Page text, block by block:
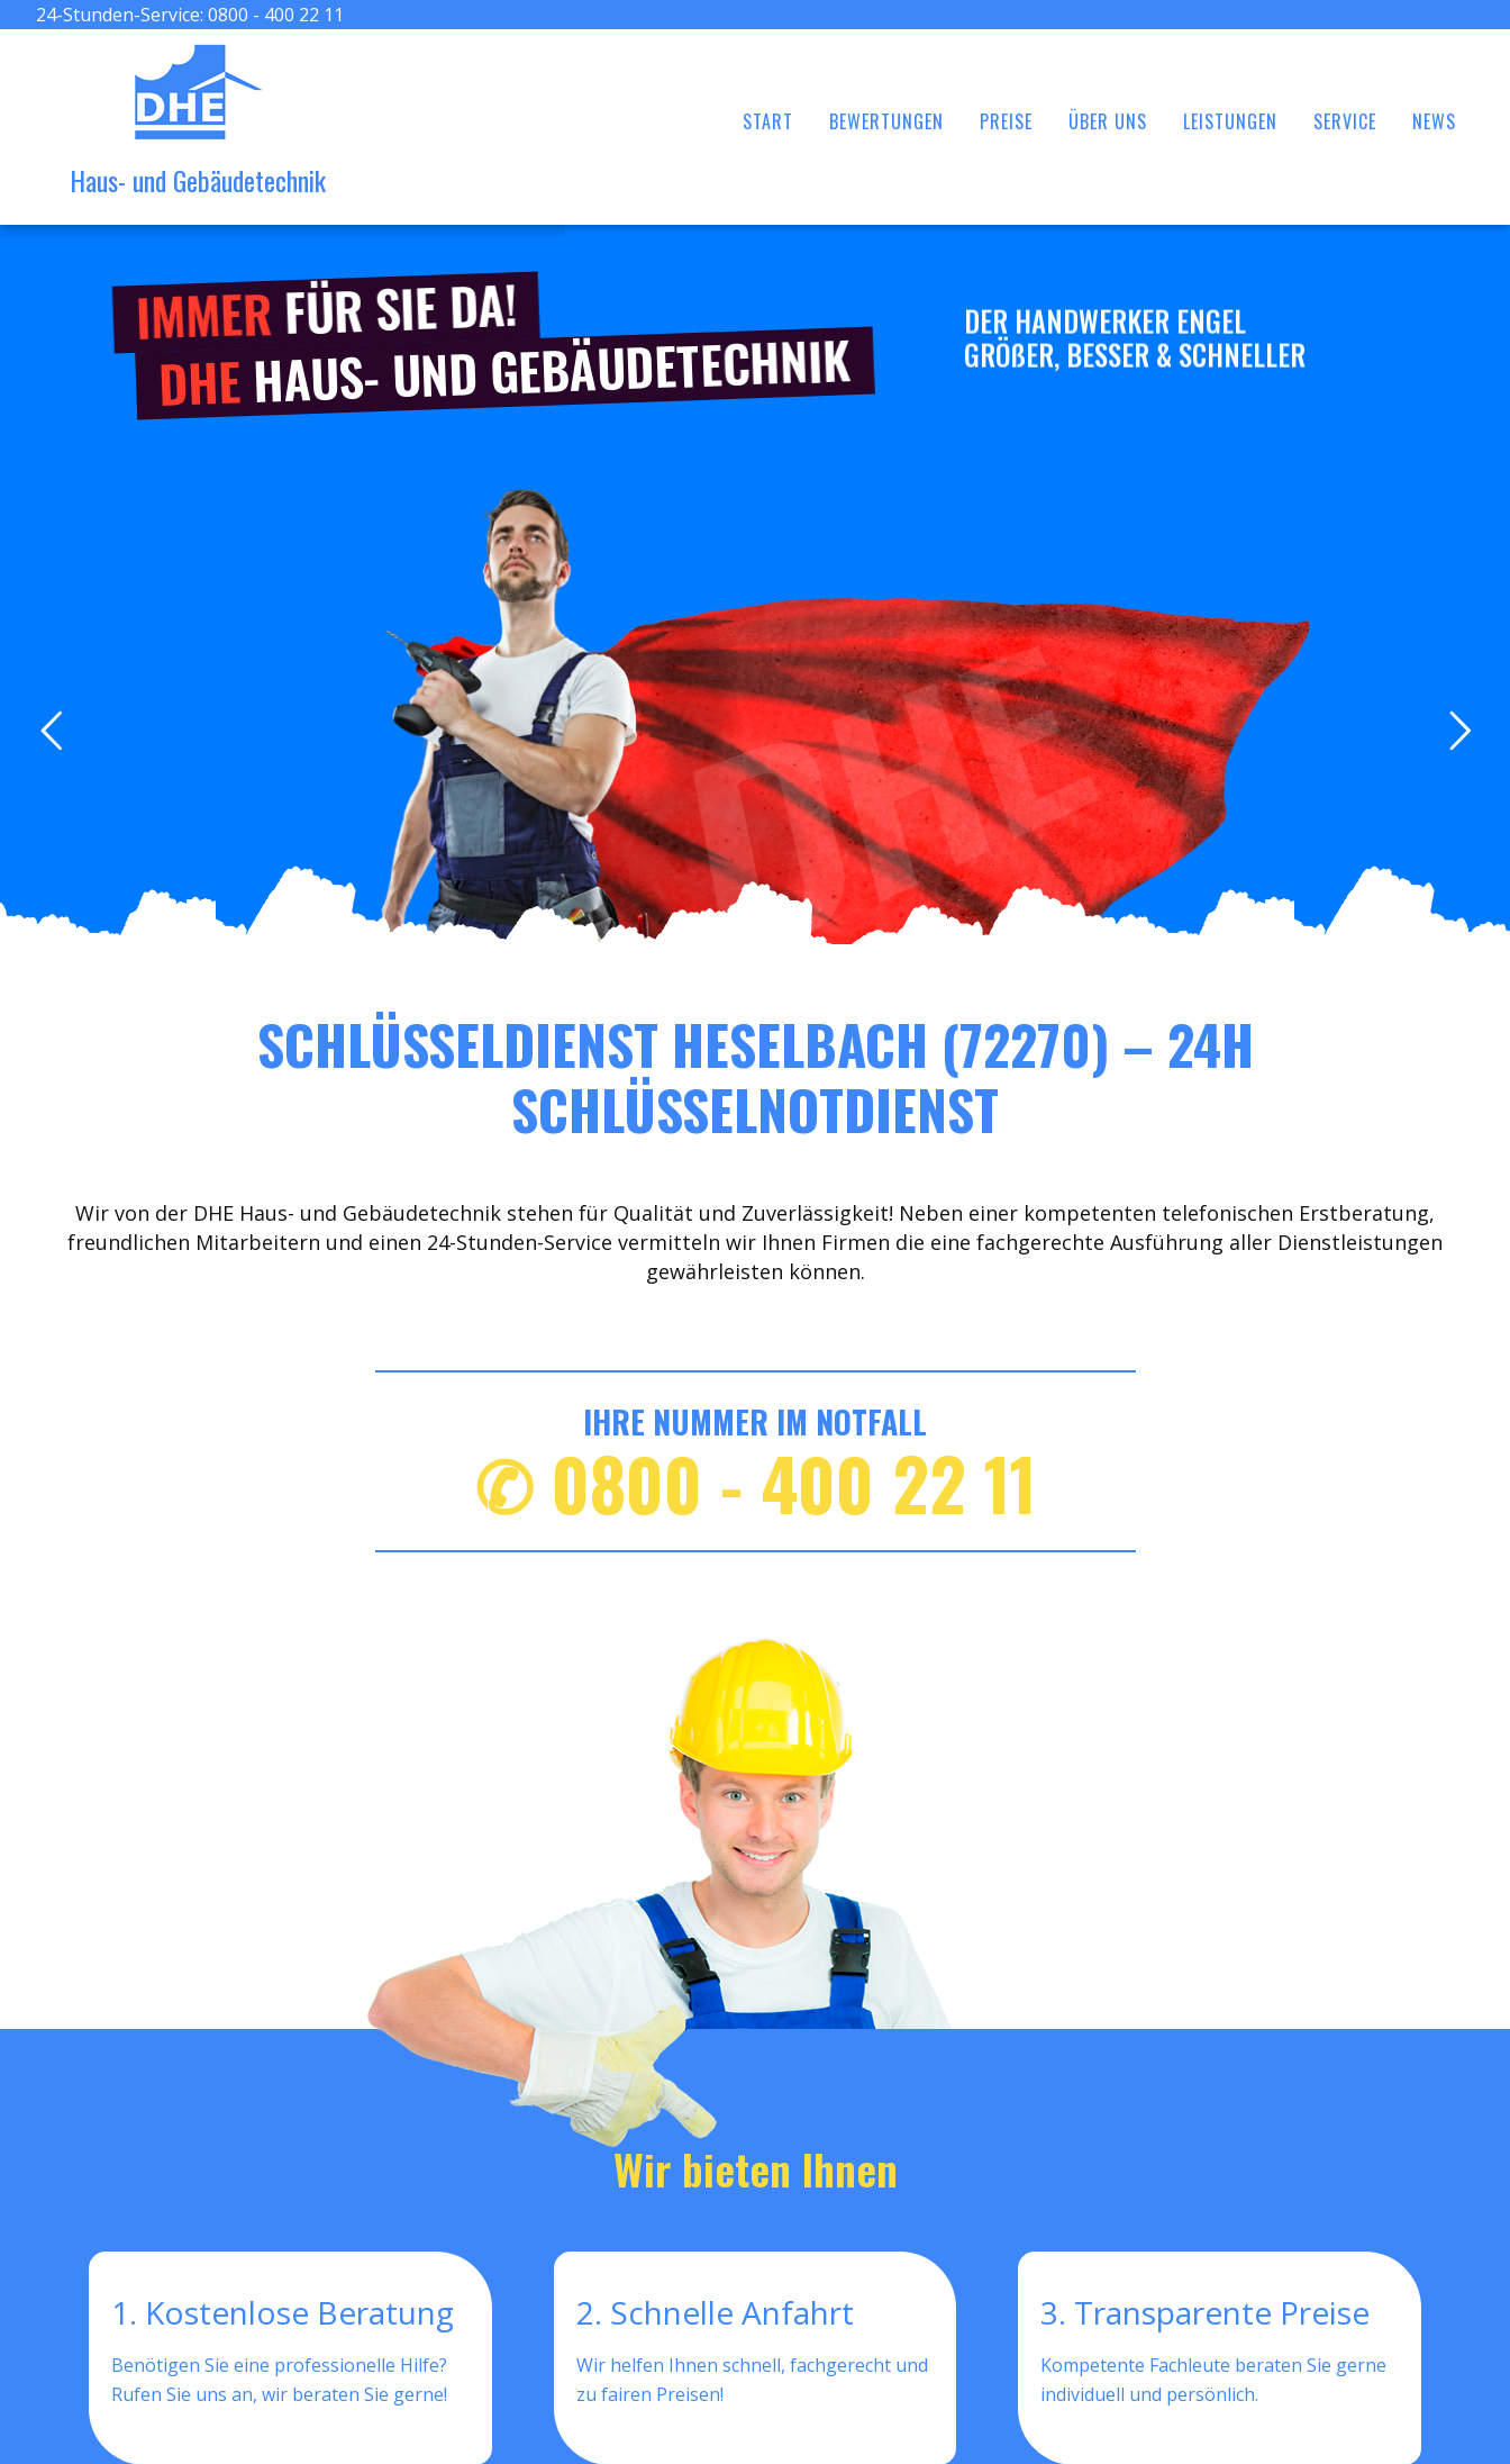
24-Stunden-Service: 0800 - 400 22 11
Haus- und Gebäudetechnik
START BEWERTUNGEN PREISE ÜBER UNS LEISTUNGEN SERVICE NEWS
IMMERFÜR SIE DA!
DHEHAUS- UND GEBÄUDETECHNIK
DER HANDWERKER ENGEL
GRÖßER, BESSER & SCHNELLER
SCHLÜSSELDIENST HESELBACH (72270) – 24H
SCHLÜSSELNOTDIENST
Wir von der DHE Haus- und Gebäudetechnik stehen für Qualität und Zuverlässigkeit! Neben einer kompetenten telefonischen Erstberatung,
freundlichen Mitarbeitern und einen 24-Stunden-Service vermitteln wir Ihnen Firmen die eine fachgerechte Ausführung aller Dienstleistungen
gewährleisten können.
IHRE NUMMER IM NOTFALL
✆ 0800 - 400 22 11
Wir bieten Ihnen
1. Kostenlose Beratung
Benötigen Sie eine professionelle Hilfe?
Rufen Sie uns an, wir beraten Sie gerne!
2. Schnelle Anfahrt
Wir helfen Ihnen schnell, fachgerecht und
zu fairen Preisen!
3. Transparente Preise
Kompetente Fachleute beraten Sie gerne
individuell und persönlich.